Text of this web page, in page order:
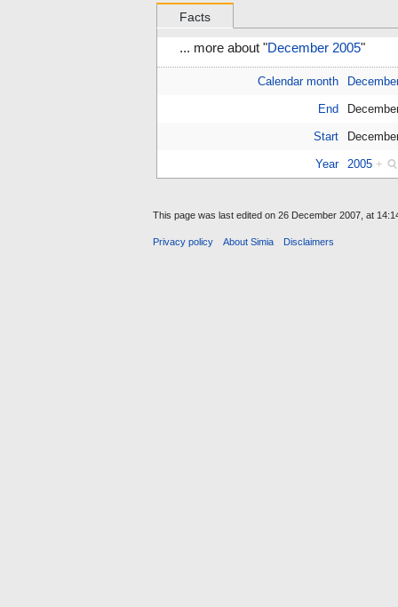
Facts
... more about "December 2005"
Calendar month
End
Start
Year 2005 +
This page was last edited on 26 December 2007, at
Privacy policy About Simia Disclaimers